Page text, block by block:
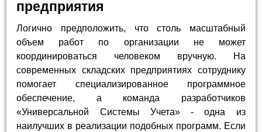
предприятия
Логично предположить, что столь масштабный
объем работ по организации не может
координироваться человеком вручную. На
современных складских предприятиях сотруднику
помогает специализированное программное
обеспечение, а команда разработчиков
«Универсальной Системы Учета» - одна из
наилучших в реализации подобных программ. Если